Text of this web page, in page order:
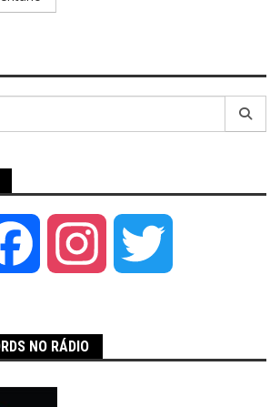
Facebook Instagram
NO RÁDIO